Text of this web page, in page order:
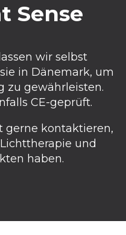
Sense
wir selbst
in Dänemark, um
zu gewährleisten.
CE-geprüft.
gerne kontaktieren,
und
haben.